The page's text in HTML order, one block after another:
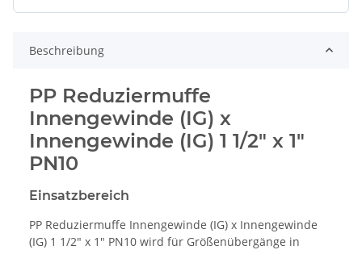
Beschreibung
PP Reduziermuffe
Innengewinde (IG) x
Innengewinde (IG) 1 1/2" x 1"
PN10
Einsatzbereich
PP Reduziermuffe Innengewinde (IG) x Innengewinde
(IG) 1 1/2" x 1" PN10 wird für Größenübergänge in